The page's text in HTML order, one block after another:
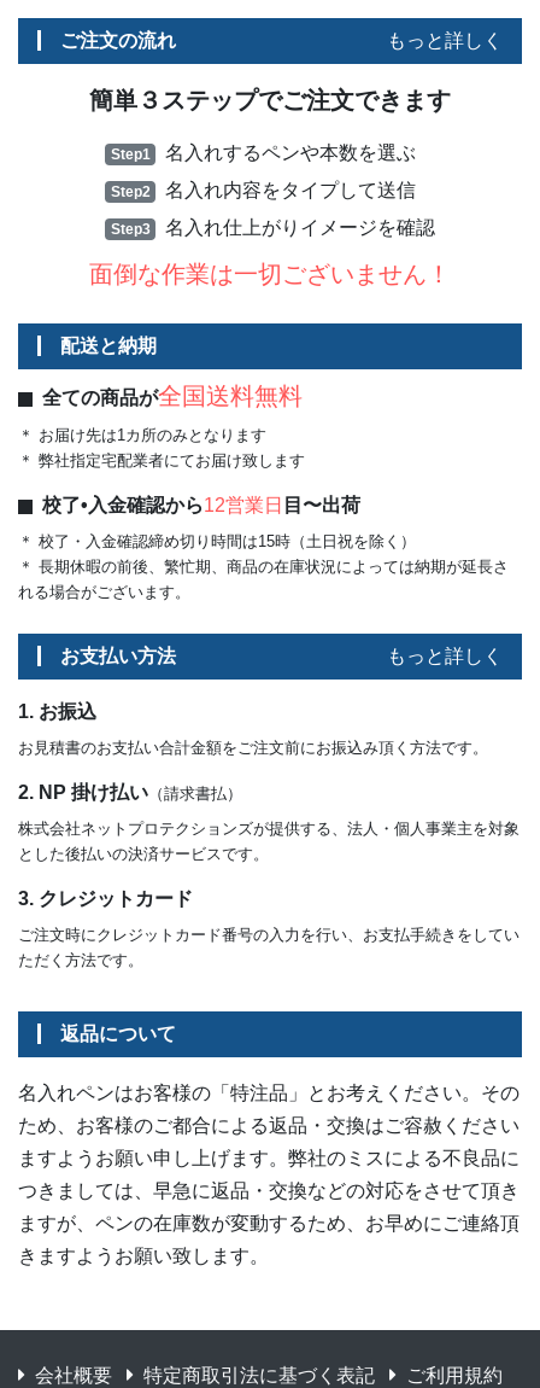
ご注文の流れ もっと詳しく
簡単３ステップでご注文できます
Step1 名入れするペンや本数を選ぶ
Step2 名入れ内容をタイプして送信
Step3 名入れ仕上がりイメージを確認
面倒な作業は一切ございません！
配送と納期
全ての商品が全国送料無料
＊ お届け先は1カ所のみとなります
＊ 弊社指定宅配業者にてお届け致します
校了•入金確認から12営業日 目〜出荷
＊ 校了・入金確認締め切り時間は15時（土日祝を除く）
＊ 長期休暇の前後、繁忙期、商品の在庫状況によっては納期が延長さ
れる場合がございます。
お支払い方法 もっと詳しく
1. お振込
お見積書のお支払い合計金額をご注文前にお振込み頂く方法です。
2. NP 掛け払い （請求書払）
株式会社ネットプロテクションズが提供する、法人・個人事業主を対象
とした後払いの決済サービスです。
3. クレジットカード
ご注文時にクレジットカード番号の入力を行い、お支払手続きをしてい
ただく方法です。
返品について
名入れペンはお客様の「特注品」とお考えください。その
ため、お客様のご都合による返品・交換はご容赦ください
ますようお願い申し上げます。弊社のミスによる不良品に
つきましては、早急に返品・交換などの対応をさせて頂き
ますが、ペンの在庫数が変動するため、お早めにご連絡頂
きますようお願い致します。
会社概要 特定商取引法に基づく表記 ご利用規約